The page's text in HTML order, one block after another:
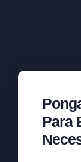
Para